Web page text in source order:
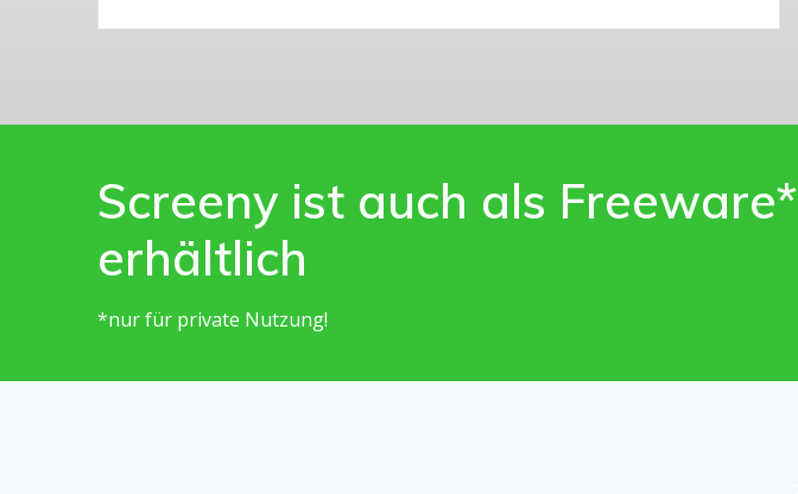
Screeny ist auch als Freeware*
erhältlich
*nur für private Nutzung!